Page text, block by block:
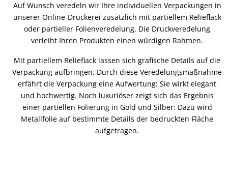
Auf Wunsch veredeln wir Ihre individuellen Verpackungen in
unserer Online-Druckerei zusätzlich mit partiellem Relieflack
oder partieller Folienveredelung. Die Druckveredelung
verleiht Ihren Produkten einen würdigen Rahmen.
Mit partiellem Relieflack lassen sich grafische Details auf die
Verpackung aufbringen. Durch diese Veredelungsmaßnahme
erfährt die Verpackung eine Aufwertung: Sie wirkt elegant
und hochwertig. Noch luxuriöser zeigt sich das Ergebnis
einer partiellen Folierung in Gold und Silber: Dazu wird
Metallfolie auf bestimmte Details der bedruckten Fläche
aufgetragen.